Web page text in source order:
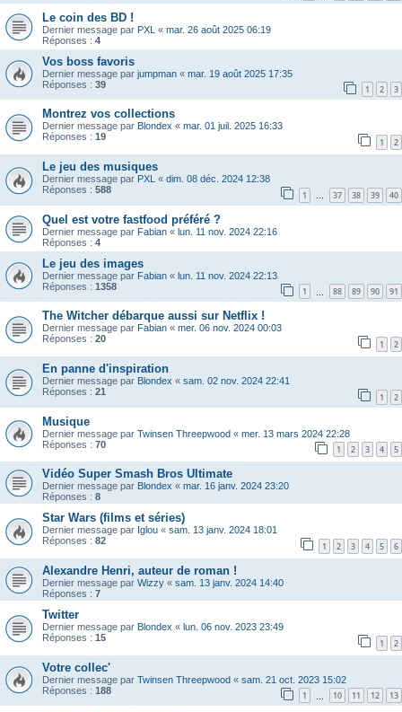
Le coin des BD !
Dernier message par PXL « mar. 26 août 2025 06:19
Réponses : 4
Vos boss favoris
Dernier message par jumpman « mar. 19 août 2025 17:35
Réponses : 39 1 2 3
Montrez vos collections
Dernier message par Blondex « mar. 01 juil. 2025 16:33
Réponses : 19 1 2
Le jeu des musiques
Dernier message par PXL « dim. 08 déc. 2024 12:38
Réponses : 588 1 … 37 38 39 40
Quel est votre fastfood préféré ?
Dernier message par Fabian « lun. 11 nov. 2024 22:16
Réponses : 4
Le jeu des images
Dernier message par Fabian « lun. 11 nov. 2024 22:13
Réponses : 1358 1 88 89 90 91
The Witcher débarque aussi sur Netflix !
Dernier message par Fabian « mer. 06 nov. 2024 00:03
Réponses : 20 1 2
En panne d'inspiration
Dernier message par Blondex « sam. 02 nov. 2024 22:41
Réponses : 21 1 2
Musique
Dernier message par Twinsen Threepwood « mer. 13 mars 2024 22:28
Réponses : 70 1 2 3 4 5
Vidéo Super Smash Bros Ultimate
Dernier message par Blondex « mar. 16 janv. 2024 23:20
Réponses : 8
Star Wars (films et séries)
Dernier message par Iglou « sam. 13 janv. 2024 18:01
Réponses : 82 1 2 3 4 5 6
Alexandre Henri, auteur de roman !
Dernier message par Wizzy « sam. 13 janv. 2024 14:40
Réponses : 7
Twitter
Dernier message par Blondex « lun. 06 nov. 2023 23:49
Réponses : 15 1 2
Votre collec'
Dernier message par Twinsen Threepwood « sam. 21 oct. 2023 15:02
Réponses : 188 1 10 11 12 13